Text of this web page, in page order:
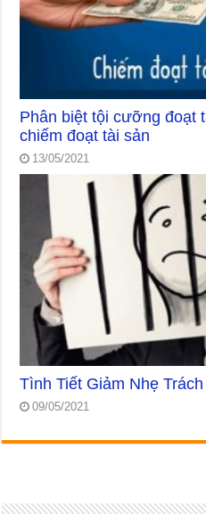
Phân biệt tội cưỡng đoạt
chiếm đoạt tài sản
13/05/2021
Tình Tiết Giảm Nhẹ
09/05/2021